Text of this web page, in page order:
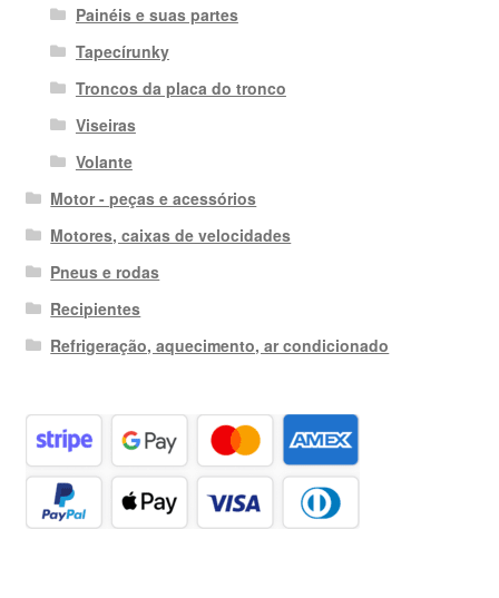
Painéis e suas partes
Tapecírunky
Troncos da placa do tronco
Viseiras
Volante
Motor - peças e acessórios
Motores, caixas de velocidades
Pneus e rodas
Recipientes
Refrigeração, aquecimento, ar condicionado